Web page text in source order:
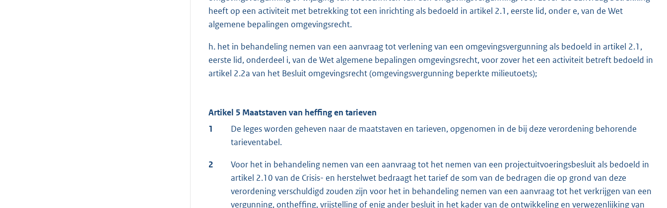
heeft op een activiteit met betrekking tot een inrichting als bedoeld in artikel 2.1, eerste lid, onder e, van de Wet
algemene bepalingen omgevingsrecht.
h. het in behandeling nemen van een aanvraag tot verlening van een omgevingsvergunning als bedoeld in artikel 2.1,
eerste lid, onderdeel i, van de Wet algemene bepalingen omgevingsrecht, voor zover het een activiteit betreft bedoeld in
artikel 2.2a van het Besluit omgevingsrecht (omgevingsvergunning beperkte milieutoets);
Artikel 5 Maatstaven van heffing en tarieven
1
De leges worden geheven naar de maatstaven en tarieven, opgenomen in de bij deze verordening behorende
tarieventabel.
2
Voor het in behandeling nemen van een aanvraag tot het nemen van een projectuitvoeringsbesluit als bedoeld in
artikel 2.10 van de Crisis- en herstelwet bedraagt het tarief de som van de bedragen die op grond van deze
verordening verschuldigd zouden zijn voor het in behandeling nemen van een aanvraag tot het verkrijgen van een
vergunning, ontheffing, vrijstelling of enig ander besluit in het kader van de ontwikkeling en verwezenlijking van